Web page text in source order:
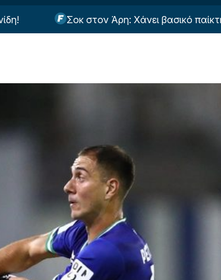
Σοκ στον Άρη: Χάνει βασικό παίκτη για